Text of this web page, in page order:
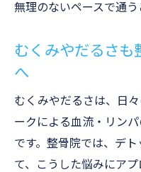
無理のないペースで通う
むくみやだるさも
へ
むくみやだるさは、日
ークによる血流・リン
です。整骨院では、デ
て、こうした悩みにア